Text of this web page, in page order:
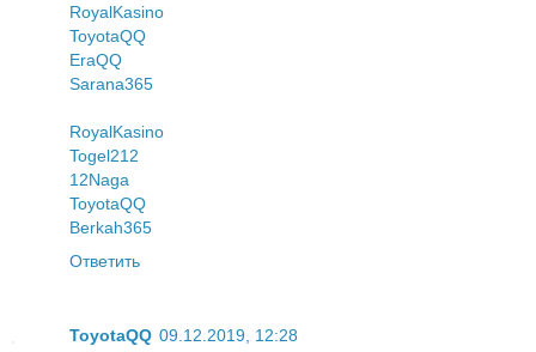
RoyalKasino
ToyotaQQ
EraQQ
Sarana365
RoyalKasino
Togel212
12Naga
ToyotaQQ
Berkah365
Ответить
ToyotaQQ 09.12.2019, 12:28